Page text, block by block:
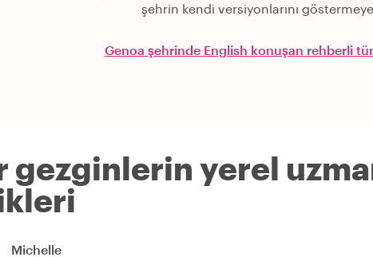
şehrin kendi versiyonlarını
Genoa şehrinde English konuşan rehberli
gezginlerin yerel
Michelle